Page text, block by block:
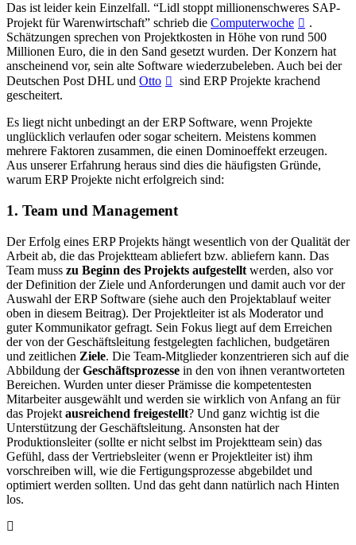
Das ist leider kein Einzelfall. “Lidl stoppt millionenschweres SAP-
Projekt für Warenwirtschaft” schrieb die Computerwoche
.
Schätzungen sprechen von Projektkosten in Höhe von rund 500
Millionen Euro, die in den Sand gesetzt wurden. Der Konzern hat
anscheinend vor, sein alte Software wiederzubeleben. Auch bei der
Deutschen Post DHL und Otto
sind ERP Projekte krachend
gescheitert.
Es liegt nicht unbedingt an der ERP Software, wenn Projekte
unglücklich verlaufen oder sogar scheitern. Meistens kommen
mehrere Faktoren zusammen, die einen Dominoeffekt erzeugen.
Aus unserer Erfahrung heraus sind dies die häufigsten Gründe,
warum ERP Projekte nicht erfolgreich sind:
1. Team und Management
Der Erfolg eines ERP Projekts hängt wesentlich von der Qualität der
Arbeit ab, die das Projektteam abliefert bzw. abliefern kann. Das
Team muss zu Beginn des Projekts aufgestellt werden, also vor
der Definition der Ziele und Anforderungen und damit auch vor der
Auswahl der ERP Software (siehe auch den Projektablauf weiter
oben in diesem Beitrag). Der Projektleiter ist als Moderator und
guter Kommunikator gefragt. Sein Fokus liegt auf dem Erreichen
der von der Geschäftsleitung festgelegten fachlichen, budgetären
und zeitlichen Ziele. Die Team-Mitglieder konzentrieren sich auf die
Abbildung derGeschäftsprozesse in den von ihnen verantworteten
Bereichen. Wurden unter dieser Prämisse die kompetentesten
Mitarbeiter ausgewählt und werden sie wirklich von Anfang an für
das Projekt ausreichend freigestellt? Und ganz wichtig ist die
Unterstützung der Geschäftsleitung. Ansonsten hat der
Produktionsleiter (sollte er nicht selbst im Projektteam sein) das
Gefühl, dass der Vertriebsleiter (wenn er Projektleiter ist) ihm
vorschreiben will, wie die Fertigungsprozesse abgebildet und
optimiert werden sollten. Und das geht dann natürlich nach Hinten
los.